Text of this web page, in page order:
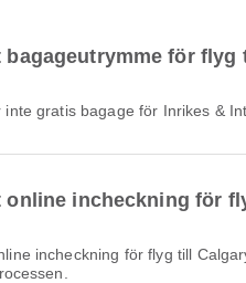
bagageutrymme för flyg
inte gratis bagage för Inrikes &
online incheckning för